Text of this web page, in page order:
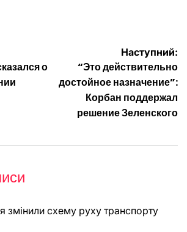
о
Наступний:
“Это действительно
достойное назначение”:
Корбан поддержал
решение Зеленского
змінили схему руху транспорту